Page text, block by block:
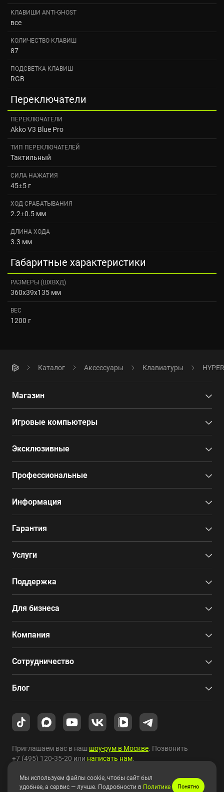
КЛАВИШИ ANTI-GHOST
все
КОЛИЧЕСТВО КЛАВИШ
87
ПОДСВЕТКА КЛАВИШ
RGB
Переключатели
ПЕРЕКЛЮЧАТЕЛИ
Akko V3 Blue Pro
ТИП ПЕРЕКЛЮЧАТЕЛЕЙ
Тактильный
СИЛА НАЖАТИЯ
45±5 г
ХОД СРАБАТЫВАНИЯ
2.2±0.5 мм
ДЛИНА ХОДА
3.3 мм
Габаритные характеристики
РАЗМЕРЫ (ШXВXД)
360x39x135 мм
ВЕС
1200 г
Каталог Аксессуары Клавиатуры
Магазин
Игровые компьютеры
Эксклюзивные
Профессиональные
Информация
Гарантия
Услуги
Поддержка
Для бизнеса
Компания
Сотрудничество
Блог
Приглашаем вас в наш шоу-рум в Москве. Позвонить
+7 (495) 120-35-20 или написать нам.
Copyright © 2010-2026 HYPERPC.
Мы используем файлы cookie, чтобы сайт был
удобнее, а сервис — лучше. Подробности в Политике
Понятно